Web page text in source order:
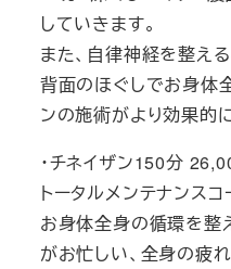
していきます。
また、自律神経を整える
背面のほぐしでお身体
ンの施術がより効果的
・チネイザン150分
トータルメンテナンス
お身体全身の循環を整
がお忙しい、全身の疲